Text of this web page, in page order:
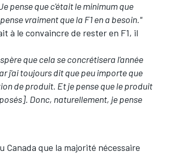
pense que c'était le minimum que
vraiment que la F1 en a besoin."
à le convaincre de rester en F1, il
que cela se concrétisera l'année
j'ai toujours dit que peu importe que
de produit. Et je pense que le produit
Donc, naturellement, je pense
que la majorité nécessaire